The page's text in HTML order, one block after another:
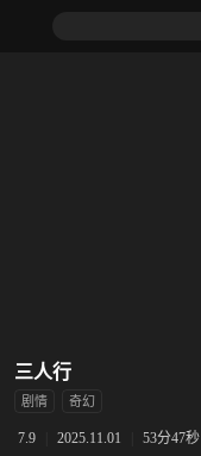
三人行
剧情 奇幻
7.9 2025.11.01 53分47秒